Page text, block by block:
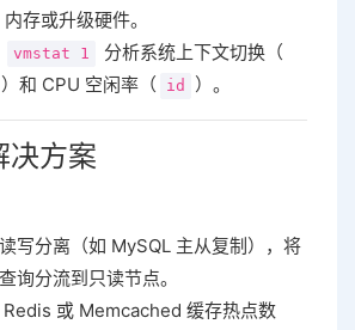
存或升级硬件。
vmstat 1 分析系统上下文切换（
）和 CPU 空闲率（ id ）。
决方案
写分离（如 MySQL 主从复制），将
询分流到只读节点。
Redis 或 Memcached 缓存热点数